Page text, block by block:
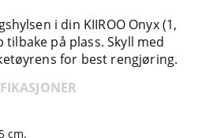
i din KIIROO Onyx (1,
tilbake på plass. Skyll med
for best rengjøring.
cm.